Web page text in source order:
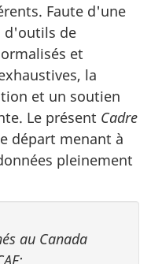
Faute d'une
d'outils de
et
la
et un soutien
Le présent Cadre
départ menant à
pleinement
au Canada